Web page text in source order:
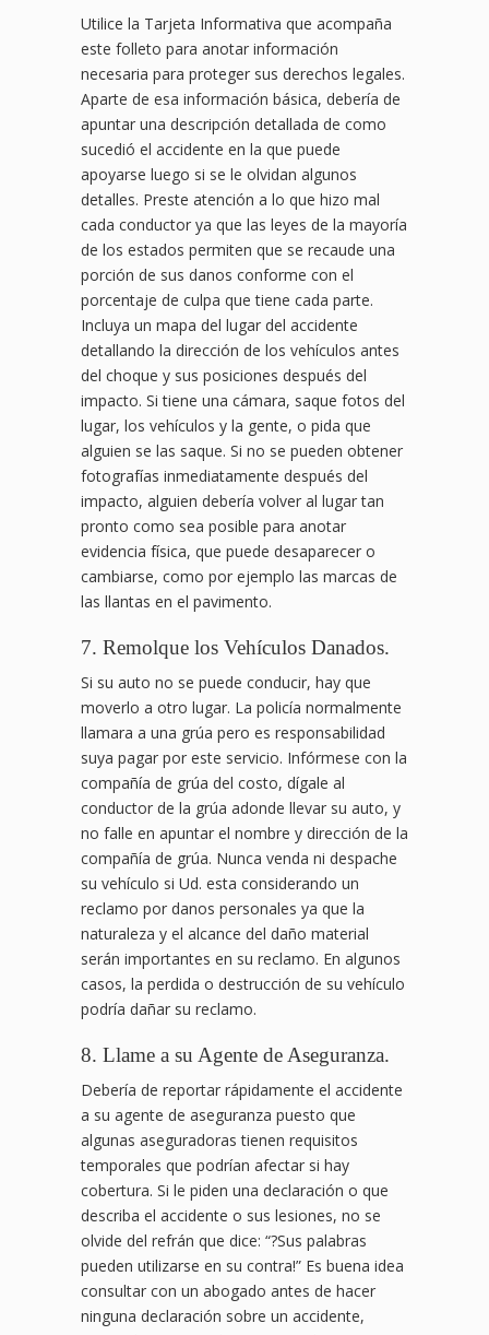
Utilice la Tarjeta Informativa que acompaña
este folleto para anotar información
necesaria para proteger sus derechos legales.
Aparte de esa información básica, debería de
apuntar una descripción detallada de como
sucedió el accidente en la que puede
apoyarse luego si se le olvidan algunos
detalles. Preste atención a lo que hizo mal
cada conductor ya que las leyes de la mayoría
de los estados permiten que se recaude una
porción de sus danos conforme con el
porcentaje de culpa que tiene cada parte.
Incluya un mapa del lugar del accidente
detallando la dirección de los vehículos antes
del choque y sus posiciones después del
impacto. Si tiene una cámara, saque fotos del
lugar, los vehículos y la gente, o pida que
alguien se las saque. Si no se pueden obtener
fotografías inmediatamente después del
impacto, alguien debería volver al lugar tan
pronto como sea posible para anotar
evidencia física, que puede desaparecer o
cambiarse, como por ejemplo las marcas de
las llantas en el pavimento.
7. Remolque los Vehículos Danados.
Si su auto no se puede conducir, hay que
moverlo a otro lugar. La policía normalmente
llamara a una grúa pero es responsabilidad
suya pagar por este servicio. Infórmese con la
compañía de grúa del costo, dígale al
conductor de la grúa adonde llevar su auto, y
no falle en apuntar el nombre y dirección de la
compañía de grúa. Nunca venda ni despache
su vehículo si Ud. esta considerando un
reclamo por danos personales ya que la
naturaleza y el alcance del daño material
serán importantes en su reclamo. En algunos
casos, la perdida o destrucción de su vehículo
podría dañar su reclamo.
8. Llame a su Agente de Aseguranza.
Debería de reportar rápidamente el accidente
a su agente de aseguranza puesto que
algunas aseguradoras tienen requisitos
temporales que podrían afectar si hay
cobertura. Si le piden una declaración o que
describa el accidente o sus lesiones, no se
olvide del refrán que dice: “?Sus palabras
pueden utilizarse en su contra!” Es buena idea
consultar con un abogado antes de hacer
ninguna declaración sobre un accidente,